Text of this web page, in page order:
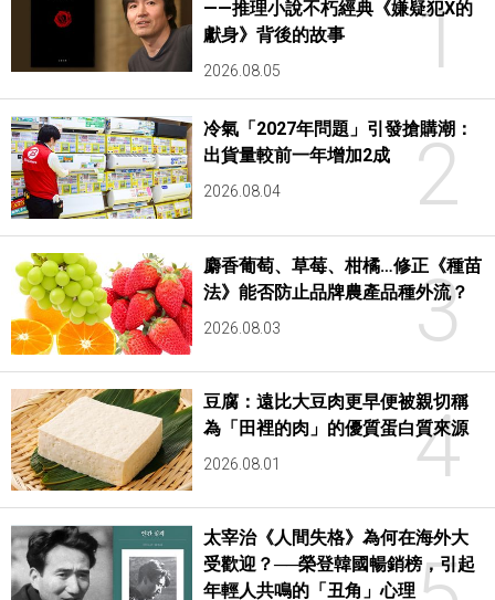
1
——推理小說不朽經典《嫌疑犯X的
獻身》背後的故事
2026.08.05
2
冷氣「2027年問題」引發搶購潮：
出貨量較前一年增加2成
2026.08.04
3
麝香葡萄、草莓、柑橘…修正《種苗
法》能否防止品牌農產品種外流？
2026.08.03
4
豆腐：遠比大豆肉更早便被親切稱
為「田裡的肉」的優質蛋白質來源
2026.08.01
太宰治《人間失格》為何在海外大
受歡迎？──榮登韓國暢銷榜，引起
年輕人共鳴的「丑角」心理